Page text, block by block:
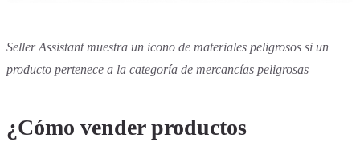
Seller Assistant muestra un icono de materiales peligrosos si un
producto pertenece a la categoría de mercancías peligrosas
¿Cómo vender productos